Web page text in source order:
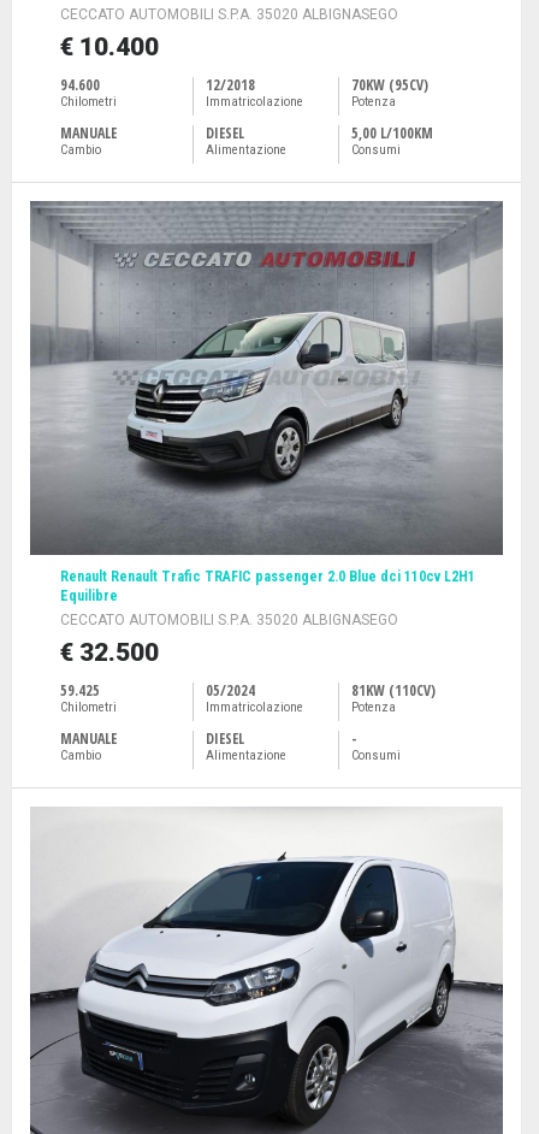
CECCATO AUTOMOBILI S.P.A. 35020 ALBIGNASEGO
€ 10.400
94.600
Chilometri
12/2018
Immatricolazione
70KW (95CV)
Potenza
MANUALE
Cambio
DIESEL
Alimentazione
5,00 L/100KM
Consumi
Renault Renault Trafic TRAFIC passenger 2.0 Blue dci 110cv L2H1
Equilibre
CECCATO AUTOMOBILI S.P.A. 35020 ALBIGNASEGO
€ 32.500
59.425
Chilometri
05/2024
Immatricolazione
81KW (110CV)
Potenza
MANUALE
Cambio
DIESEL
Alimentazione
-
Consumi